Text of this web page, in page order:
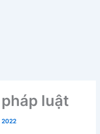
luật
2022